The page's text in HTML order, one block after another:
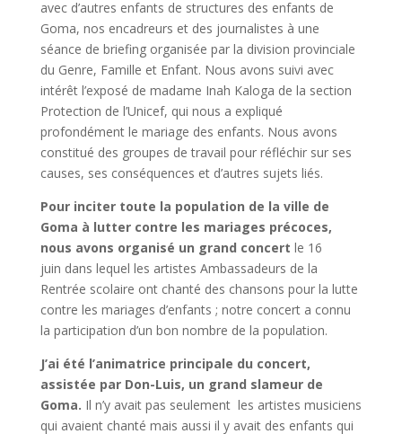
avec d’autres enfants de structures des enfants de
Goma, nos encadreurs et des journalistes à une
séance de briefing organisée par la division provinciale
du Genre, Famille et Enfant. Nous avons suivi avec
intérêt l’exposé de madame Inah Kaloga de la section
Protection de l’Unicef, qui nous a expliqué
profondément le mariage des enfants. Nous avons
constitué des groupes de travail pour réfléchir sur ses
causes, ses conséquences et d’autres sujets liés.
Pour inciter toute la population de la ville de
Goma à lutter contre les mariages précoces,
nous avons organisé un grand concert le 16
juin dans lequel les artistes Ambassadeurs de la
Rentrée scolaire ont chanté des chansons pour la lutte
contre les mariages d’enfants ; notre concert a connu
la participation d’un bon nombre de la population.
J’ai été l’animatrice principale du concert,
assistée par Don-Luis, un grand slameur de
Goma. Il n’y avait pas seulement les artistes musiciens
qui avaient chanté mais aussi il y avait des enfants qui